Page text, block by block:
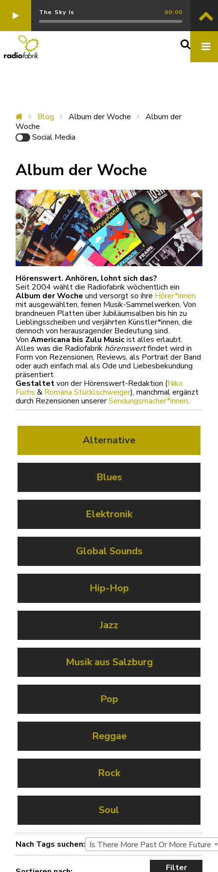
The Sky Is 00:00
Blog Album der Woche
Album der
Woche
Social Media
Album der Woche
Hörenswert. Anhören, lohnt sich das?
Seit 2004 wählt die Radiofabrik wöchentlich ein
Album der Woche und versorgt so ihre Hörer*innen
mit ausgewählten, feinen Musik-Sammelwerken. Von
brandneuen Platten über Jubiläumsalben bis hin zu
Lieblingsscheiben und verjährten Künstler*innen, die
dennoch von herausragender Bedeutung sind.
Von Americana bis Zulu Musicist alles erlaubt.
Alles was die Radiofabrik hörenswertfindet wird in
Form von Rezensionen, Reviews, als Portrait der Band
oder auch einfach mal als Ode und Liebesbekundung
präsentiert.
Gestaltetvon der Hörenswert-Redaktion (Niko
Fuchs & Romana Stücklschweiger), manchmal ergänzt
durch Rezensionen unsererSendungsmacher*innen.
Alternative
Blues
Elektronik
Global Sounds
Hip-Hop
Jazz
Musik aus Salzburg
Pop
Reggae
Rock
Soul
Nach Tags suchen: Is There More Past Or More Future
Filter